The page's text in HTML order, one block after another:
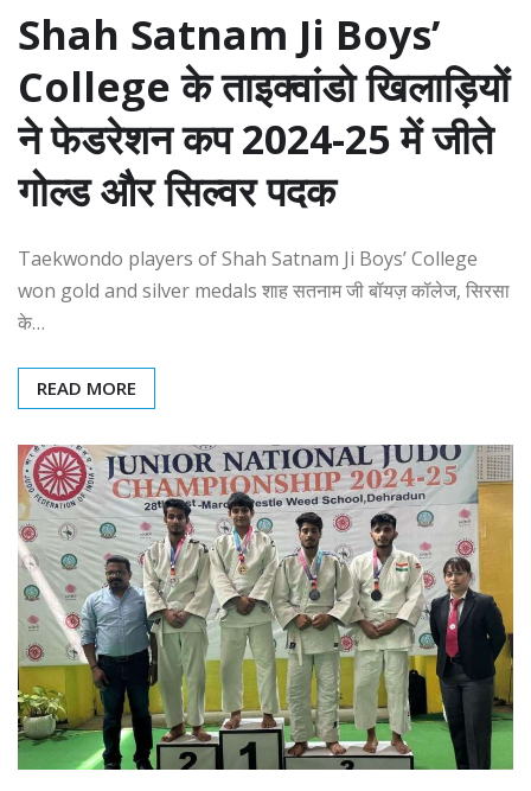
Shah Satnam Ji Boys’
College के ताइक्वांडो खिलाड़ियों
ने फेडरेशन कप 2024-25 में जीते
गोल्ड और सिल्वर पदक
Taekwondo players of Shah Satnam Ji Boys’ College
won gold and silver medals शाह सतनाम जी बॉयज़ कॉलेज, सिरसा
के…
READ MORE